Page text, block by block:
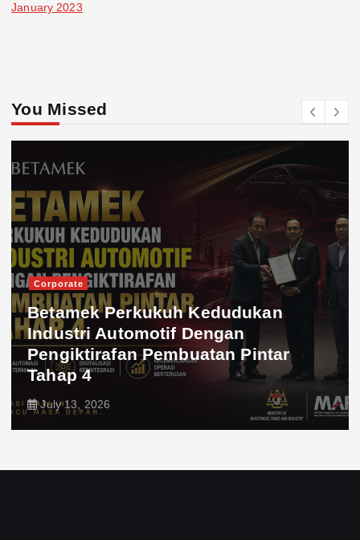
January 2023
You Missed
Corporate
Betamek Perkukuh Kedudukan
Industri Automotif Dengan
Pengiktirafan Pembuatan Pintar
Tahap 4
July 13, 2026